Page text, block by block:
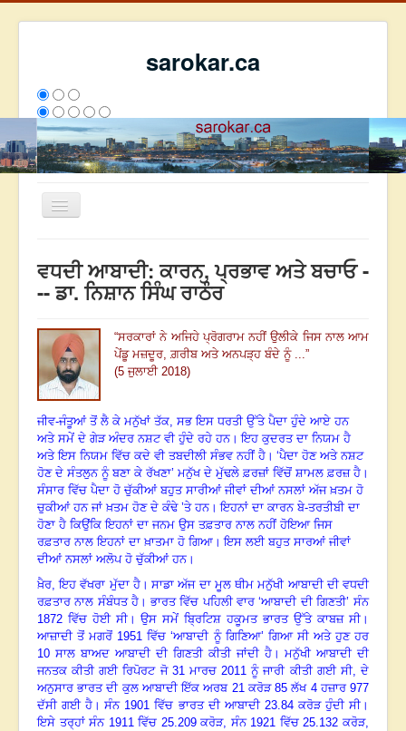
sarokar.ca
Toggle
ਰਚਨਾਵਾਂ
ਸੰਪਰਕ
We have 230 guests and no members online
2799101
ਵਧਦੀ ਆਬਾਦੀ: ਕਾਰਨ, ਪ੍ਰਭਾਵ ਅਤੇ ਬਚਾਓ -
-- ਡਾ. ਨਿਸ਼ਾਨ ਸਿੰਘ ਰਾਠੌਰ
“ਸਰਕਾਰਾਂ ਨੇ ਅਜਿਹੇ ਪ੍ਰੋਗਰਾਮ ਨਹੀਂ ਉਲੀਕੇ ਜਿਸ ਨਾਲ ਆਮ
ਪੇਂਡੂ ਮਜ਼ਦੂਰ, ਗ਼ਰੀਬ ਅਤੇ ਅਨਪੜ੍ਹ ਬੰਦੇ ਨੂੰ ...”
(5 ਜੁਲਾਈ 2018)
ਜੀਵ-ਜੰਤੂਆਂ ਤੋਂ ਲੈ ਕੇ ਮਨੁੱਖਾਂ ਤੱਕ, ਸਭ ਇਸ ਧਰਤੀ ਉੱਤੇ ਪੈਦਾ ਹੁੰਦੇ ਆਏ ਹਨ
ਅਤੇ ਸਮੇਂ ਦੇ ਗੇੜ ਅੰਦਰ ਨਸ਼ਟ ਵੀ ਹੁੰਦੇ ਰਹੇ ਹਨ ।ਇਹ ਕੁਦਰਤ ਦਾ ਨਿਯਮ ਹੈ
ਅਤੇ ਇਸ ਨਿਯਮ ਵਿੱਚ ਕਦੇ ਵੀ ਤਬਦੀਲੀ ਸੰਭਵ ਨਹੀਂ ਹੈ । ‘ਪੈਦਾ ਹੋਣ ਅਤੇ ਨਸ਼ਟ
ਹੋਣ ਦੇ ਸੰਤਲੁਨ ਨੂੰ ਬਣਾ ਕੇ ਰੱਖਣਾ’ ਮਨੁੱਖ ਦੇ ਮੁੱਢਲੇ ਫ਼ਰਜ਼ਾਂ ਵਿੱਚੋਂ ਸ਼ਾਮਲ ਫ਼ਰਜ਼ ਹੈ ।
ਸੰਸਾਰ ਵਿੱਚ ਪੈਦਾ ਹੋ ਚੁੱਕੀਆਂ ਬਹੁਤ ਸਾਰੀਆਂ ਜੀਵਾਂ ਦੀਆਂ ਨਸਲਾਂ ਅੱਜ ਖ਼ਤਮ ਹੋ
ਚੁਕੀਆਂ ਹਨ ਜਾਂ ਖ਼ਤਮ ਹੋਣ ਦੇ ਕੰਢੇ’ਤੇ ਹਨ ।ਇਹਨਾਂ ਦਾ ਕਾਰਨ ਬੇ-ਤਰਤੀਬੀ ਦਾ
ਹੋਣਾ ਹੈ ਕਿਉਂਕਿ ਇਹਨਾਂ ਦਾ ਜਨਮ ਉਸ ਤਫ਼ਤਾਰ ਨਾਲ ਨਹੀਂ ਹੋਇਆ ਜਿਸ
ਰਫ਼ਤਾਰ ਨਾਲ ਇਹਨਾਂ ਦਾ ਖ਼ਾਤਮਾ ਹੋ ਗਿਆ ।ਇਸ ਲਈ ਬਹੁਤ ਸਾਰਆਂ ਜੀਵਾਂ
ਦੀਆਂ ਨਸਲਾਂ ਅਲੋਪ ਹੋ ਚੁੱਕੀਆਂ ਹਨ ।
ਖ਼ੈਰ, ਇਹ ਵੱਖਰਾ ਮੁੱਦਾ ਹੈ।ਸਾਡਾ ਅੱਜ ਦਾ ਮੂਲ ਥੀਮ ਮਨੁੱਖੀ ਆਬਾਦੀ ਦੀ ਵਧਦੀ
ਰਫ਼ਤਾਰ ਨਾਲ ਸੰਬੰਧਤ ਹੈ । ਭਾਰਤ ਵਿੱਚ ਪਹਿਲੀ ਵਾਰ ‘ਆਬਾਦੀ ਦੀ ਗਿਣਤੀ’ ਸੰਨ
1872 ਵਿੱਚ ਹੋਈ ਸੀ । ਉਸ ਸਮੇਂ ਬ੍ਰਿਟਿਸ਼ ਹਕੂਮਤ ਭਾਰਤ ਉੱਤੇ ਕਾਬਜ਼ ਸੀ ।
ਆਜ਼ਾਦੀ ਤੋਂ ਮਗਰੋਂ 1951 ਵਿੱਚ ‘ਆਬਾਦੀ ਨੂੰ ਗਿਣਿਆ’ ਗਿਆ ਸੀ ਅਤੇ ਹੁਣ ਹਰ
10 ਸਾਲ ਬਾਅਦ ਆਬਾਦੀ ਦੀ ਗਿਣਤੀ ਕੀਤੀ ਜਾਂਦੀ ਹੈ । ਮਨੁੱਖੀ ਆਬਾਦੀ ਦੀ
ਜਨਤਕ ਕੀਤੀ ਗਈ ਰਿਪੋਰਟ ਜੋ 31 ਮਾਰਚ2011 ਨੂੰ ਜਾਰੀ ਕੀਤੀ ਗਈ ਸੀ, ਦੇ
ਅਨੁਸਾਰ ਭਾਰਤ ਦੀ ਕੁਲ ਆਬਾਦੀ ਇੱਕ ਅਰਬ 21 ਕਰੋੜ85 ਲੱਖ 4 ਹਜ਼ਾਰ 977
ਦੱਸੀ ਗਈ ਹੈ ।ਸੰਨ 1901 ਵਿੱਚ ਭਾਰਤ ਦੀ ਆਬਾਦੀ 23.84 ਕਰੋੜ ਹੁੰਦੀ ਸੀ ।
ਇਸੇ ਤਰ੍ਹਾਂ ਸੰਨ 1911 ਵਿੱਚ 25.209 ਕਰੋੜ, ਸੰਨ 1921 ਵਿੱਚ 25.132 ਕਰੋੜ,